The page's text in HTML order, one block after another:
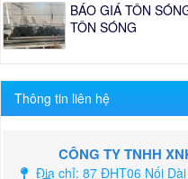
BÁO GIÁ TÔN
TÔN SÓNG
Thông tin liên hệ
CÔNG TY TNHH
Địa chỉ: 87 ĐHT06 Nối